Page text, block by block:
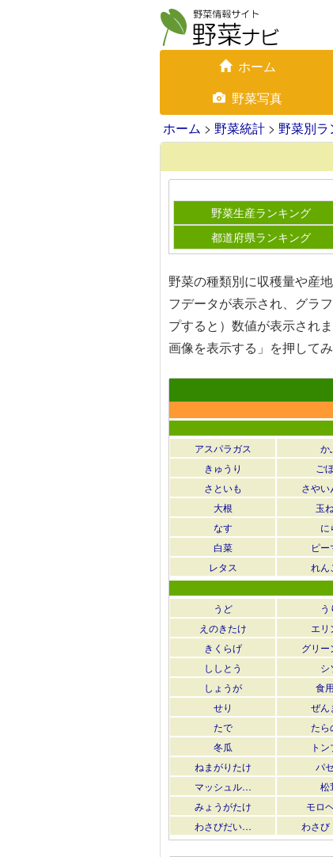
ホーム
野菜写真
ホーム > 野菜統計 > 野菜別
野菜生産ランキング
都道府県ランキング
野菜の種類別に収穫量や産
フデータが表示され、グラ
プすると）数値が表示され
画像を表示する」を押してみ
アスパラガス
か
きゅうり
ご
さといも
さやい
大根
玉
なす
に
白菜
ピー
レタス
れん
うど
う
えのきたけ
エリ
きくらげ
グリ
ししとう
シ
しょうが
食
せり
ぜん
たで
たら
冬瓜
トン
ねまがりたけ
パ
マッシュル…
松
みょうがたけ
モロ
わさびだい…
わさ